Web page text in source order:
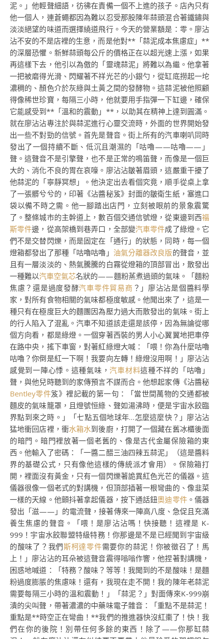
泥。」他輕聲細語，彷彿在責備一個不上進的孩子。店內只有
他一個人，連蒼蠅都因為難以忍受那股陳年蒜頭混合著鐵鏽與
淡淡絕望的味道而選擇繞道飛行。今天的營業額是：零。廖沾
沾不安的不是店裡的生意，而是他對**「蒜泥成本焦慮症」**
的深層恐懼。新鮮蒜頭每公斤的價格正在以超光速上漲，如果
再這樣下去，他引以為傲的「靈魂蒜泥」將難以為繼。他拿著
一把被磨得光滑、閃耀著不祥光芒的小銀勺，從缸底撈起一坨
濃稠的、顏色介於灰綠與土黃之間的發酵物。這蒜泥被他照顧
得像稀世珍寶，每隔三小時，他就要用手指彈一下缸邊，確保
它能感受到**「溫和的震動」**，以助其在精神上達到圓滿。
就在廖沾沾專注於與蒜泥進行心靈交流時，外面的世界開始發
出一些不對勁的信號。首先是聲音。街上所有的汽車喇叭同時
發出了一個持續不斷、低沉且潮濕的「咕嚕——咕嚕——」
聲。這聲音不是引擎聲，也不是正常的鳴笛聲，而像是一個巨
大的、消化不良的胃在哀嚎。廖沾沾皺著眉頭，這嚴重干擾了
他蒜泥的「寧靜冥想」。他決定出去看個究竟，順手從桌上拿
了一張髒兮兮的，印著《沾醬秘笈》封面的皺衛生紙，塞進口
袋以備不時之需。他一腳踏出店門，立刻被眼前的景象震驚
了。整條城市的主幹道上，數百個交通信號燈，從東邊到西福
斯零件邊，從高架橋到巷弄口，全部變汽車零件成了綠燈。它
們不是交替閃爍，而是固定在「通行」的狀態，同時，每一個
燈箱都發出了那種「咕嚕咕嚕」 油氣分離器改良版的聲音，並
且有一層淡淡的、熱氣騰騰的白霧從燈箱的頂部冒出，散發出
一種難以汽車空氣芯名狀的——麵粉蒸煮過頭的氣味。「麵粉
焦慮？還是過度發酵汽車零件貿易商 ？」廖沾沾是個醬料學
家，對所有食物相關的氣味都極度敏感。他聞出來了，這是一
種只有在極度巨大的麵團因為壓力過大而散發出的氣味。街上
的行人陷入了混亂。汽車不知道該走還是該停，因為無論從哪
個方向看，都是綠燈。一個穿著西裝的男人小心翼翼地把車停
在路中央，搖下車窗，對著紅綠燈大喊：「喂！你為什麼咕嚕
咕嚕？你倒是紅一下啊！我要向左轉！綠燈沒用啊！」廖沾沾
感覺到一陣心悸。這種氣味，汽車材料這種不祥的「咕嚕」
聲，與他兒時聽到的家傳預言不謀而合。他想起家傳《沾醬秘
Bentley零件笈》裡記載的第一句：「當世間萬物的交通都被
麵皮的氣味籠罩，且燈號恒綠、聲如湯沸時，便是宇宙水餃臨
界點到來之時。」「七點五個地球年…怎麼這麼快？」廖沾沾
猛地衝回店裡，衝水箱水到後廚，打開了一個藏在舊冰櫃後面
的暗門。暗門裡放著一個老舊的、像是古代金屬保險箱的東
西。他輸入了密碼：「一醬二醋三油四辣五蒜泥」（這是醬料
界的基礎公式，只有像他這樣的傳統派才會用）。保險箱打
開，裡面沒有黃金，只有一個閃爍著詭異紅色光芒的儀器。這
儀器很像一個老式的對講機，但頂部插著一根彎曲的、像韭菜
一樣的天線。他顫抖著拿起儀器，按下通話鈕奧迪零件。儀器
發出「滋——」的電流聲，接著傳來一陣高八度、急促且充滿
養生焦慮的聲音。「喂！是廖沾沾嗎！快接聽！這裡是 K-
999！宇宙水餃聯盟特級特務！你那邊是不是已經聞到宇宙級
的酸味了？我們斯柯達零件需要你的蒜泥！你被徵召了！馬
上！」廖沾沾的耳朵被這聲音震得嗡嗡作響，他捏著對講機，
困惑地喊道：「特務？酸味？等等！我聞到的不是酸味！是麵
粉過度膨脹的焦慮味！還有，我現在走不開！我的陳年老蒜泥
需要每隔三小時的溫和震動！」「蒜泥？」對面傳來K-999崩
潰的尖叫聲，帶著濃濃的中藥味電子雜音：「重點不是蒜泥！
重點是**時空正在彎曲！**我們的推進器快沒紅棗了！快！我
們在你的後院！別帶任何多餘的東西！除了——你那缸蒜